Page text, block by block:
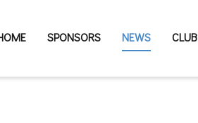
SPONSORS NEWS CLUB